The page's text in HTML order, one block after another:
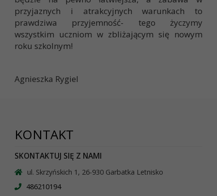
przyjaznych i atrakcyjnych warunkach to
prawdziwa przyjemność- tego życzymy
wszystkim uczniom w zbliżającym się nowym
roku szkolnym!
Agnieszka Rygiel
KONTAKT
SKONTAKTUJ SIĘ Z NAMI
ul. Skrzyńskich 1, 26-930 Garbatka Letnisko
486210194